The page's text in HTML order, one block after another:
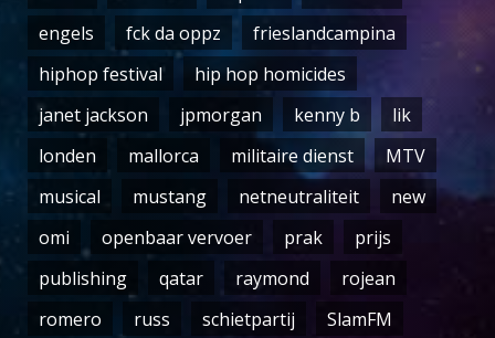
engels
fck da oppz
frieslandcampina
hiphop festival
hip hop homicides
janet jackson
jpmorgan kenny b
lik
londen
mallorca militaire dienst
MTV
musical
mustang netneutraliteit
new
omi
openbaar vervoer prak
prijs
publishing
qatar raymond
rojean
romero
russ schietpartij
SlamFM